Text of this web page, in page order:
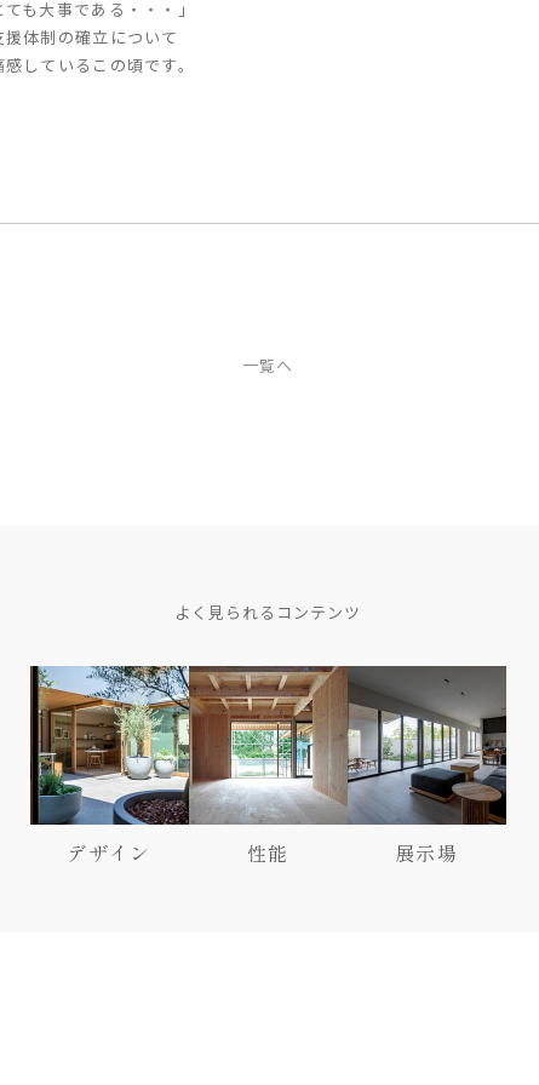
も大事である・・・」
体制の確立について
しているこの頃です。
一覧へ
よく見られるコンテンツ
デザイン 性能 展示場